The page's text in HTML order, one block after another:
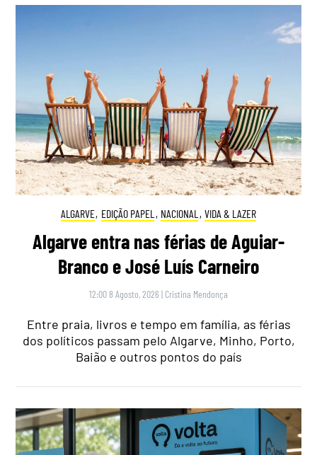
ALGARVE, EDIÇÃO PAPEL , NACIONAL , VIDA & LAZER
Algarve entra nas férias de Aguiar-
Branco e José Luís Carneiro
12:00 8 Agosto, 2026 | Cristina Mendonça
Entre praia, livros e tempo em família, as férias
dos políticos passam pelo Algarve, Minho, Porto,
Baião e outros pontos do país